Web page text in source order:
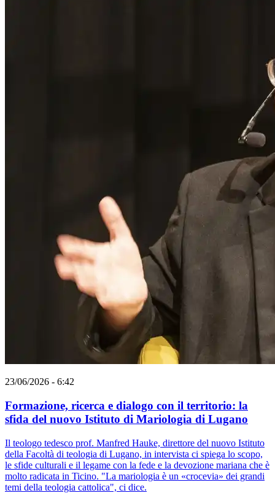
23/06/2026 - 6:42
Formazione, ricerca e dialogo con il territorio: la
sfida del nuovo Istituto di Mariologia di Lugano
Il teologo tedesco prof. Manfred Hauke, direttore del nuovo Istituto
della Facoltà di teologia di Lugano, in intervista ci spiega lo scopo,
le sfide culturali e il legame con la fede e la devozione mariana che è
molto radicata in Ticino. "La mariologia è un «crocevia» dei grandi
temi della teologia cattolica", ci dice.